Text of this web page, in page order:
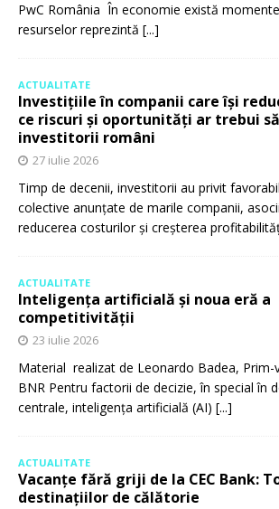
PwC România În economie există
resurselor reprezintă [...]
ACTUALITATE
Investițiile în companii care își
ce riscuri și oportunități ar trebui
investitorii români
27 iulie 2026
Timp de decenii, investitorii au privit
colective anunțate de marile companii,
reducerea costurilor și creșterea
ACTUALITATE
Inteligența artificială și noua eră a
competitivității
23 iulie 2026
Material realizat de Leonardo Badea, Prim-
BNR Pentru factorii de decizie, în special în
centrale, inteligența artificială (AI) [...]
ACTUALITATE
Vacanțe fără griji de la CEC Bank:
destinațiilor de călătorie